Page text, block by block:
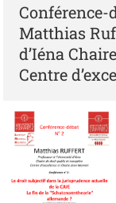
Conférence-
Matthias
d’Iéna
Centre